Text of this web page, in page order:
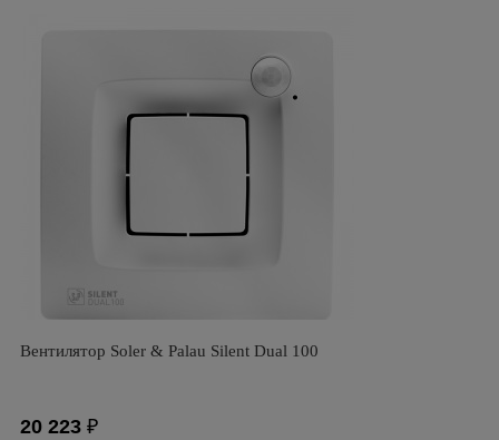
Вентилятор Soler & Palau Silent Dual 100
20 223 ₽